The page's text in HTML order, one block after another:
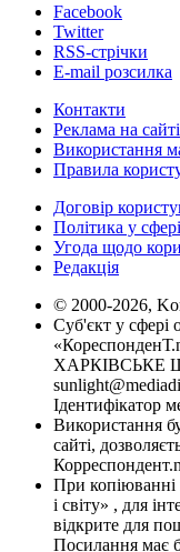
Facebook
Twitter
RSS-стрічки
E-mail розсилка
Контакти
Реклама на сайті
Використання
Правила
Договір
Політика у
Угода щодо
Редакція
© 2000-2026,
Суб'єкт у сфері
ХАРКІВСЬКЕ
Ідентифікатор
Використання
сайті,
При копіюванні
і світу» , для
відкрите для
Посилання має